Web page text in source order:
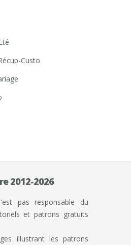
Custo
2012-2026
pas responsable du
et patrons gratuits
illustrant les patrons